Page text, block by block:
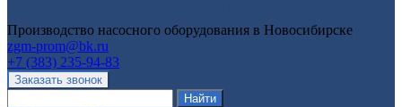
Производство насосного оборудования в Новосибирске
zgm-prom@bk.ru
+7 (383) 235-94-83